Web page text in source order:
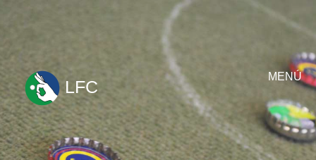
MENÚ
ir
al
contenido
LFC